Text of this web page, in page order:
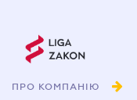
ПРО КОМПАНІЮ